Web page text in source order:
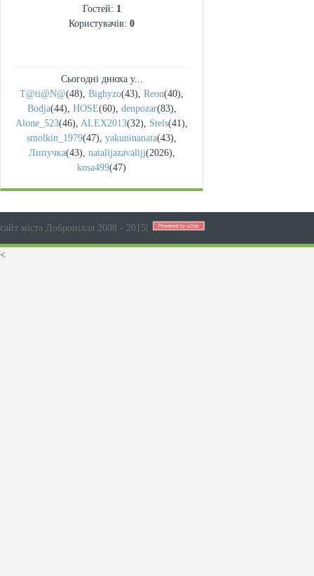
Гостей: 1
Користувачів: 0
Сьогодні днюха у...
T@ti@N@(48), Bighyzo(43), Reon(40),
Bodja(44), HOSE(60), denpozar(83),
Alone_523(46), ALEX2013(32), Stels(41),
smolkin_1979(47), yakuninanata(43),
Липучка(43), natalijazavalijj(2026),
kosa499(47)
сайт міста Добропілля 2008 - 2015
<